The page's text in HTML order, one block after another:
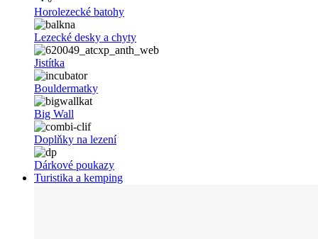
Horolezecké batohy
Lezecké desky a chyty
Jistítka
Bouldermatky
Big Wall
Doplňky na lezení
Dárkové poukazy
Turistika a kemping